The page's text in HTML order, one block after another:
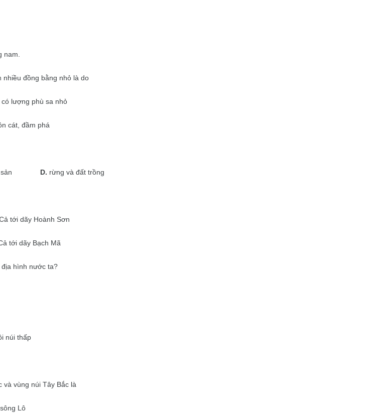
nam.
nhiều đồng bằng nhỏ là do
lượng phù sa nhỏ
cát, đầm phá
D. rừng và đất trồng
tới dãy Hoành Sơn
tới dãy Bạch Mã
hình nước ta?
núi thấp
vùng núi Tây Bắc là
Lô